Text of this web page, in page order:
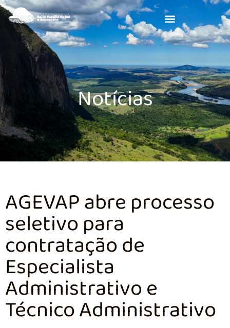
Notícias
AGEVAP abre processo
seletivo para
contratação de
Especialista
Administrativo e
Técnico Administrativo